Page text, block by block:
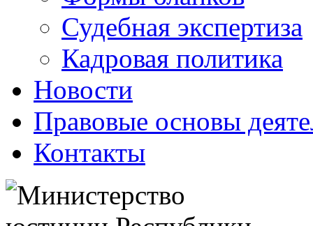
Судебная экспертиза
Кадровая политика
Новости
Правовые основы
Контакты